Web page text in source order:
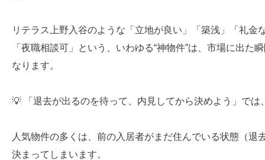
リテラス上野入谷のような「立地が良い」「築浅」「礼金
「夜職相談可」という、いわゆる“神物件”は、市場に出た
なります。
💡 「退去が出るのを待って、内見してから決めよう」では
人気物件の多くは、前の入居者がまだ住んでいる状態（退
決まってしまいます。